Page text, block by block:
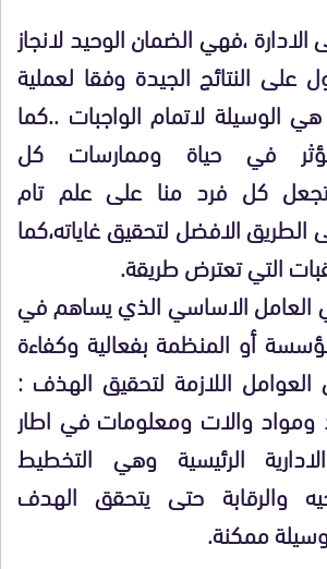
،فهي الضمان الوحيد لانجاز
على النتائج الجيدة وفقا لعملية
الوسيلة لاتمام الواجبات ..كما
في حياة وممارسات كل
تجعل كل فرد منا على علم تام
الطريق الافضل لتحقيق غاياته،كما
التي تعترض طريقة.
العامل الاساسي الذي يساهم في
أو المنظمة بفعالية وكفاءة
اللازمة لتحقيق الهذف :
ومواد والات ومعلومات في اطار
الرئيسية وهي التخطيط
والرقابة حتى يتحقق الهدف
ممكنة.